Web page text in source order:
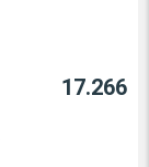
17.266